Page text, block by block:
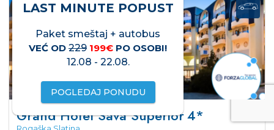
Grand Hotel Sava Superior4*
LAST MINUTE POPUST
Paket smeštaj + autobus
VEĆ OD 229 199€ PO OSOBI!
12.08 - 22.08.
POGLEDAJ PONUDU